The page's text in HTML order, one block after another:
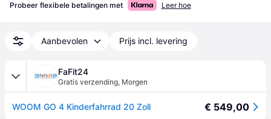
Probeer flexibele betalingen met Leer hoe
Aanbevolen Prijs incl. levering
FaFit24
Gratis verzending, Morgen
WOOM GO 4 Kinderfahrrad 20 Zoll € 549,00